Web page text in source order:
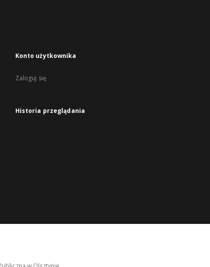
Konto użytkownika
Zaloguj się
Historia przeglądania